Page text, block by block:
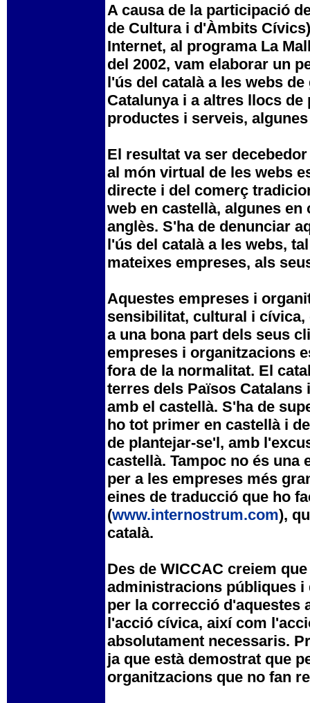
A causa de la participació
de Cultura i d'Àmbits
Internet, al programa La
del 2002, vam elaborar un
l'ús del català a les webs
Catalunya i a altres llocs
productes i serveis,
El resultat va ser
al món virtual de les webs
directe i del comerç
web en castellà, algunes
anglès. S'ha de denunciar
l'ús del català a les webs,
mateixes empreses, als
Aquestes empreses i
sensibilitat, cultural i cívica,
a una bona part dels seus
empreses i organitzacions
fora de la normalitat. El
terres dels Països
amb el castellà. S'ha de
ho tot primer en castellà i
de plantejar-se'l, amb
castellà. Tampoc no és una
per a les empreses més
eines de traducció que ho
(www.internostrum.com),
català.
Des de WICCAC creiem
administracions públiques i
per la correcció d'aquestes
l'acció cívica, així com
absolutament necessaris.
ja que està demostrat que
organitzacions que no fan